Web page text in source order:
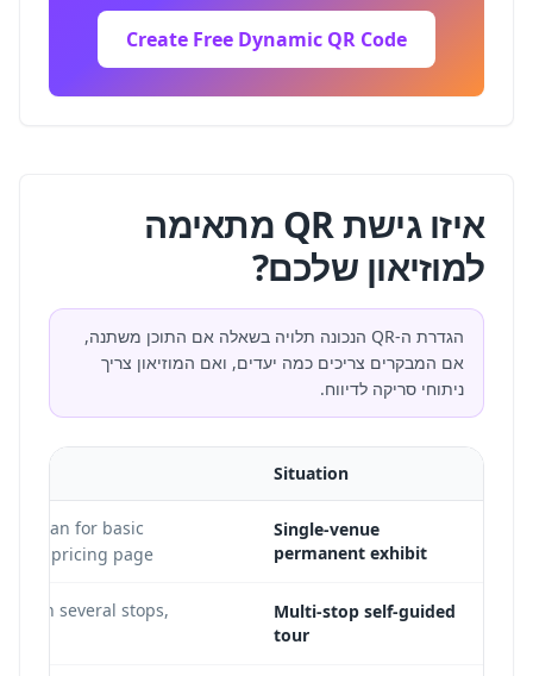
Create Free Dynamic QR Code
איזו גישת QR מתאימה
למוזיאון שלכם?
הגדרת ה-QR הנכונה תלויה בשאלה אם התוכן משתנה,
אם המבקרים צריכים כמה יעדים, ואם המוזיאון צריך
ניתוחי סריקה לדיווח.
Situation
Single-venue
permanent exhibit
plan for basic
the pricing page.
Multi-stop self-guided
tour
open several stops,